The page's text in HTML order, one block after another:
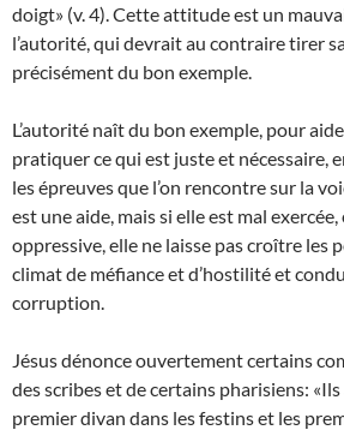
doigt» (v. 4). Cette attitude est un
l’autorité, qui devrait au contraire tirer
précisément du bon exemple.
L’autorité naît du bon exemple, pour
pratiquer ce qui est juste et nécessaire,
les épreuves que l’on rencontre sur la
est une aide, mais si elle est mal
oppressive, elle ne laisse pas croître les
climat de méfiance et d’hostilité et
corruption.
Jésus dénonce ouvertement certains
des scribes et de certains pharisiens:
premier divan dans les festins et les